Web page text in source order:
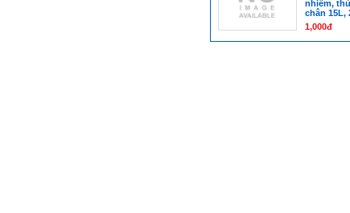
nhiễm,
chân 15L,
1,000đ